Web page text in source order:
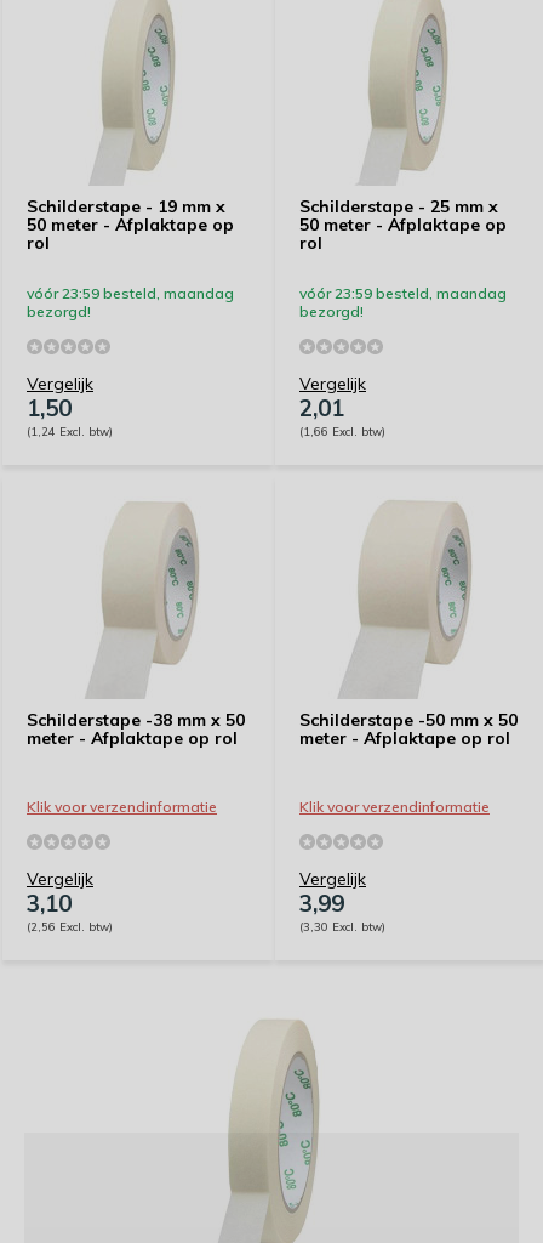
Schilderstape - 19 mm x
50 meter - Afplaktape op
rol
vóór 23:59 besteld, maandag
bezorgd!
Vergelijk
1,50
(1,24 Excl. btw)
Schilderstape - 25 mm x
50 meter - Afplaktape op
rol
vóór 23:59 besteld, maandag
bezorgd!
Vergelijk
2,01
(1,66 Excl. btw)
Schilderstape -38 mm x 50
meter - Afplaktape op rol
Klik voor verzendinformatie
Vergelijk
3,10
(2,56 Excl. btw)
Schilderstape -50 mm x 50
meter - Afplaktape op rol
Klik voor verzendinformatie
Vergelijk
3,99
(3,30 Excl. btw)